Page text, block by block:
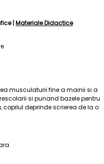
| Materiale Didactice
musculaturii fine a mainii si a
si punand bazele pentru
copilul deprinde scrierea de la o